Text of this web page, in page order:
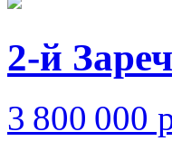
2-й
3 800 000